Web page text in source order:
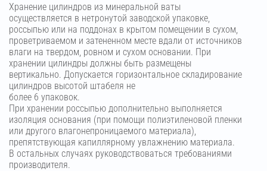
Хранение цилиндров из минеральной ваты
осуществляется в нетронутой заводской упаковке,
россыпью или на поддонах в крытом помещении в сухом,
проветриваемом и затененном месте вдали от источников
влаги на твердом, ровном и сухом основании. При
хранении цилиндры должны быть размещены
вертикально. Допускается горизонтальное складирование
цилиндров высотой штабеля не
более 6 упаковок.
При хранении россыпью дополнительно выполняется
изоляция основания (при помощи полиэтиленовой пленки
или другого влагонепроницаемого материала),
препятствующая капиллярному увлажнению материала.
В остальных случаях руководствоваться требованиями
производителя.